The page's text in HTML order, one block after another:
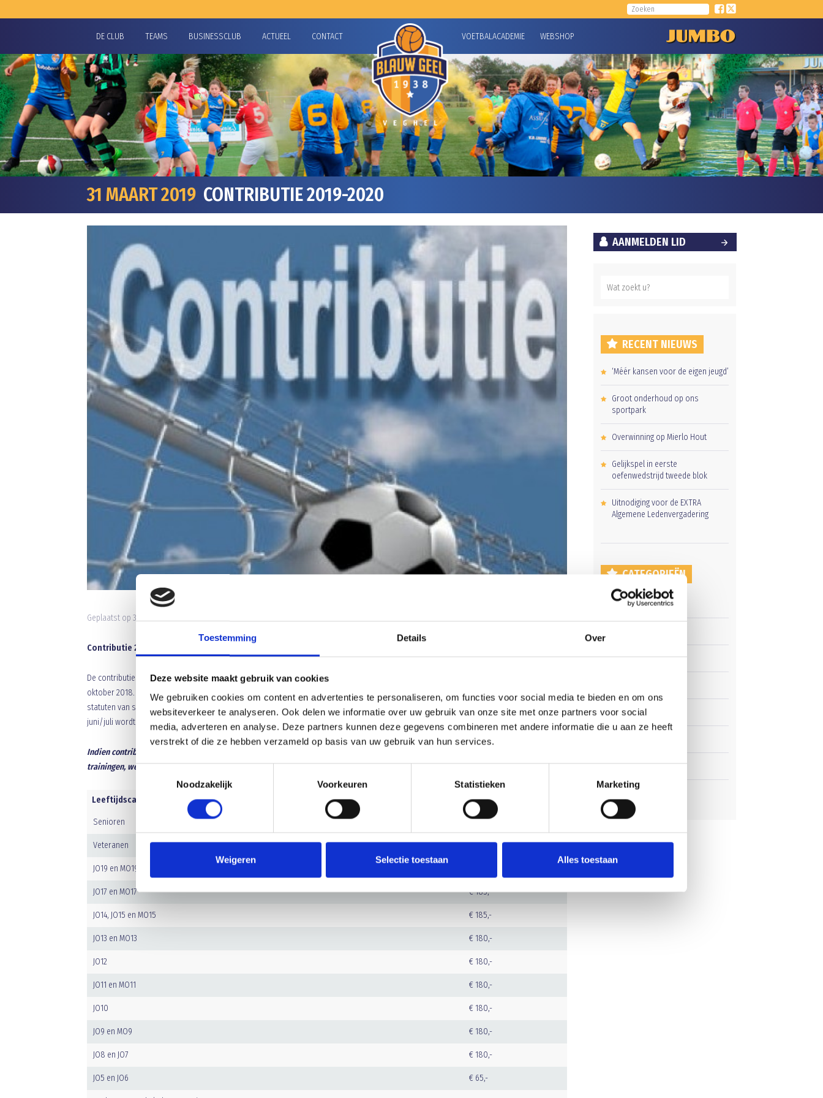
Toestemming Details Over
Deze website maakt gebruik van cookies
We gebruiken cookies om content en advertenties te personaliseren, om functies voor social media te bieden en om ons
websiteverkeer te analyseren. Ook delen we informatie over uw gebruik van onze site met onze partners voor social
media, adverteren en analyse. Deze partners kunnen deze gegevens combineren met andere informatie die u aan ze heeft
verstrekt of die ze hebben verzameld op basis van uw gebruik van hun services.
Toestemmingsselectie
Noodzakelijk
Voorkeuren Statistieken Marketing
Weigeren Selectie toestaan Alles toestaan
DE CLUB TEAMS BUSINESSCLUB ACTUEEL CONTACT VOETBALACADEMIE WEBSHOP
31 MAART 2019 CONTRIBUTIE 2019-2020
Geplaatst op 31 maart 2019 • 9:53 •
Contributie 2019-2020
De contributies voor het seizoen 2019-2020 zijn toegelicht, goedgekeurd en vastgesteld tijdens de Algemene Ledenvergadering van 29
oktober 2018. De contributie inning voor het nieuwe seizoen 2019-2020 staat gepland voor juni/juli 2019. Overeenkomstig artikel 8 van de
statuten van s.v. Blauw Geel ’38 zijn de leden
VERPLICHT
de contributie bij vooruit betaling te voldoen, dat wil zeggen dat de contributie in
juni/juli wordt afgeschreven, voor het seizoen dat in augustus/september begint.
Indien contributies niet tijdig betaald zijn, zijn spelers/speelsters niet speelgerechtigd en kunnen derhalve niet meedoen aan
trainingen, wedstrijden en andere activiteiten georganiseerd door Blauw Geel’38/Jumbo.
Leeftijdscategorie Bedrag
Senioren € 250,-
Veteranen € 250,-
JO19 en MO19
JO17 en MO17 € 185,-
JO14, JO15 en MO15 € 185,-
JO13 en MO13 € 180,-
JO12 € 180,-
JO11 en MO11 € 180,-
JO10 € 180,-
JO9 en MO9 € 180,-
JO8 en JO7 € 180,-
JO5 en JO6 € 65,-
AANMELDEN LID
RECENT NIEUWS
‘Méér kansen voor de eigen jeugd’
Groot onderhoud op ons
sportpark
Overwinning op Mierlo Hout
Gelijkspel in eerste
oefenwedstrijd tweede blok
Uitnodiging voor de EXTRA
Algemene Ledenvergadering
CATEGORIEËN
Clubnieuws
Junioren
Dames
Zaterdag
Business Club